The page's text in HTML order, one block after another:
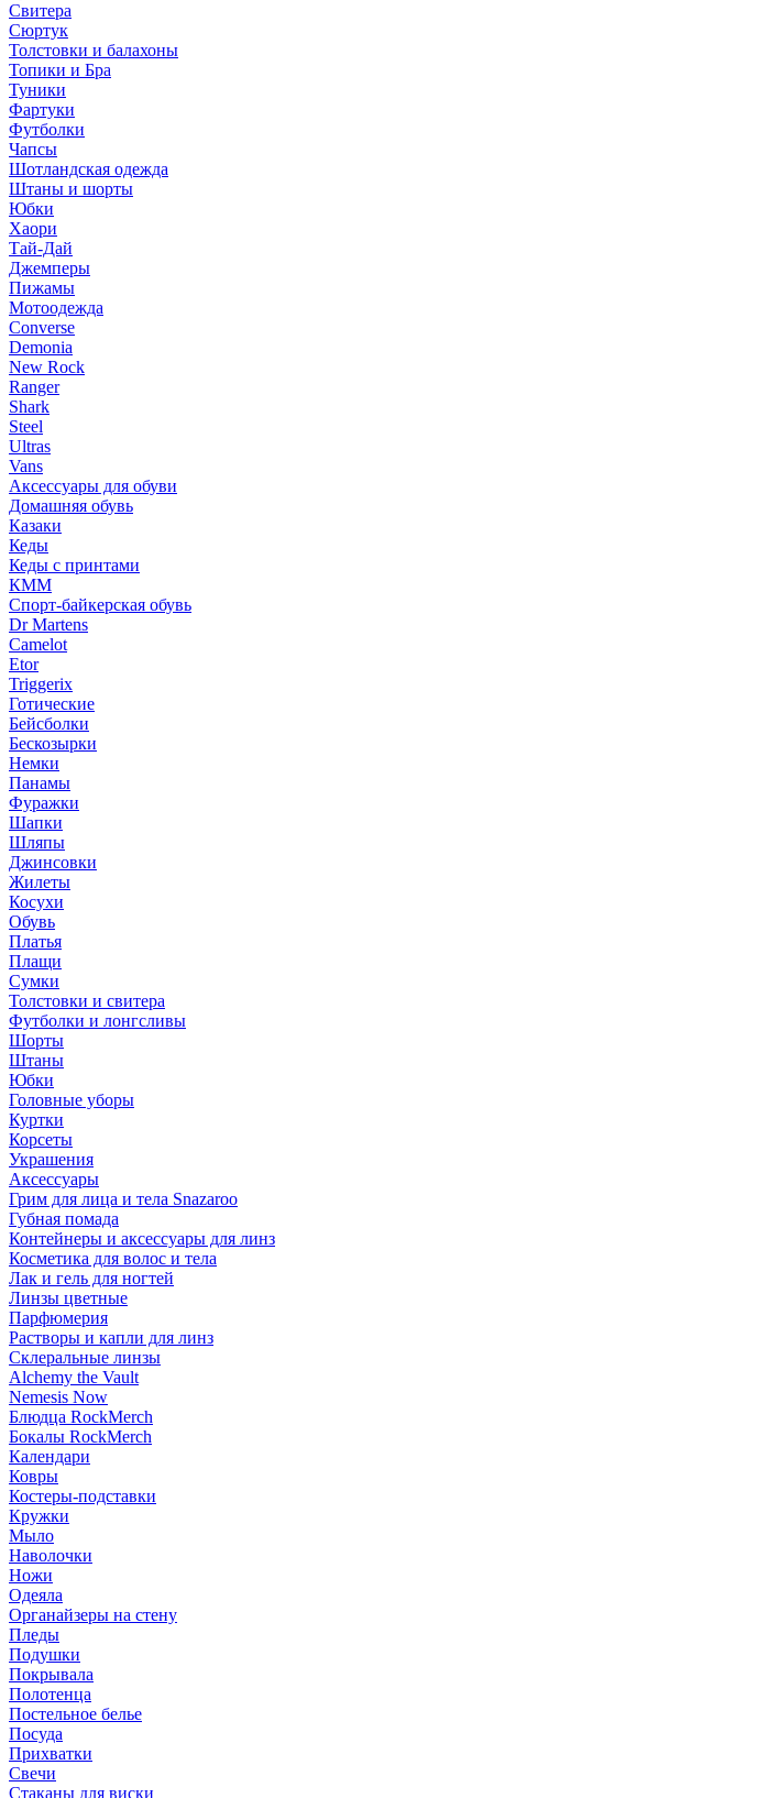
Свитера
Сюртук
Толстовки и балахоны
Топики и Бра
Туники
Фартуки
Футболки
Чапсы
Шотландская одежда
Штаны и шорты
Юбки
Хаори
Тай-Дай
Джемперы
Пижамы
Мотоодежда
Converse
Demonia
New Rock
Ranger
Shark
Steel
Ultras
Vans
Аксессуары для обуви
Домашняя обувь
Казаки
Кеды
Кеды с принтами
КММ
Спорт-байкерская обувь
Dr Martens
Camelot
Etor
Triggerix
Готические
Бейсболки
Бескозырки
Немки
Панамы
Фуражки
Шапки
Шляпы
Джинсовки
Жилеты
Косухи
Обувь
Платья
Плащи
Сумки
Толстовки и свитера
Футболки и лонгсливы
Шорты
Штаны
Юбки
Головные уборы
Куртки
Корсеты
Украшения
Аксессуары
Грим для лица и тела Snazaroo
Губная помада
Контейнеры и аксессуары для линз
Косметика для волос и тела
Лак и гель для ногтей
Линзы цветные
Парфюмерия
Растворы и капли для линз
Склеральные линзы
Alchemy the Vault
Nemesis Now
Блюдца RockMerch
Бокалы RockMerch
Календари
Ковры
Костеры-подставки
Кружки
Мыло
Наволочки
Ножи
Одеяла
Органайзеры на стену
Пледы
Подушки
Покрывала
Полотенца
Постельное белье
Посуда
Прихватки
Свечи
Стаканы для виски